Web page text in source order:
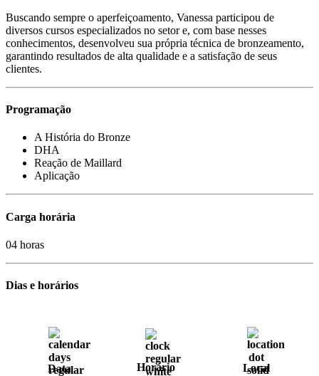
Buscando sempre o aperfeiçoamento, Vanessa participou de
diversos cursos especializados no setor e, com base nesses
conhecimentos, desenvolveu sua própria técnica de bronzeamento,
garantindo resultados de alta qualidade e a satisfação de seus
clientes.
Programação
A História do Bronze
DHA
Reação de Maillard
Aplicação
Carga horária
04 horas
Dias e horários
Data Horário Local